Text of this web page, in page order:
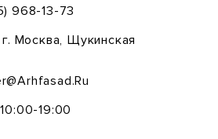
968-13-73
г. Москва, Щукинская
19:00